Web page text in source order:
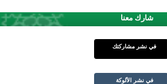
شارك معنا
في نشر مشاركتك
في نشر الألوكة